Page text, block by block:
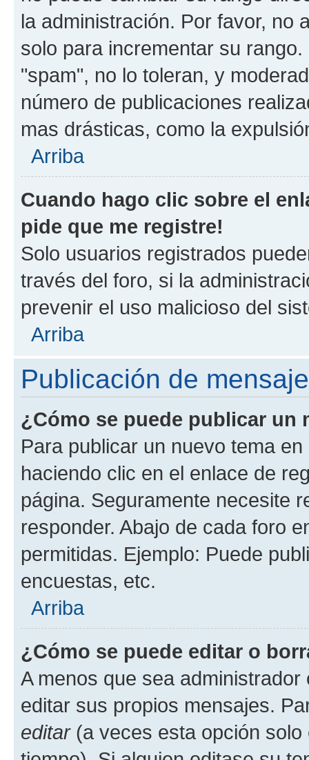
la administración. Por favor, no
solo para incrementar su
"spam", no lo toleran, y
número de publicaciones
mas drásticas, como la
Arriba
Cuando hago clic sobre el
pide que me registre!
Solo usuarios registrados
través del foro, si la
prevenir el uso malicioso del
Arriba
Publicación de
¿Cómo se puede publicar un
Para publicar un nuevo tema
haciendo clic en el enlace de
página. Seguramente necesite
responder. Abajo de cada foro
permitidas. Ejemplo: Puede
encuestas, etc.
Arriba
¿Cómo se puede editar o
A menos que sea
editar sus propios mensajes.
editar(a veces esta opción solo